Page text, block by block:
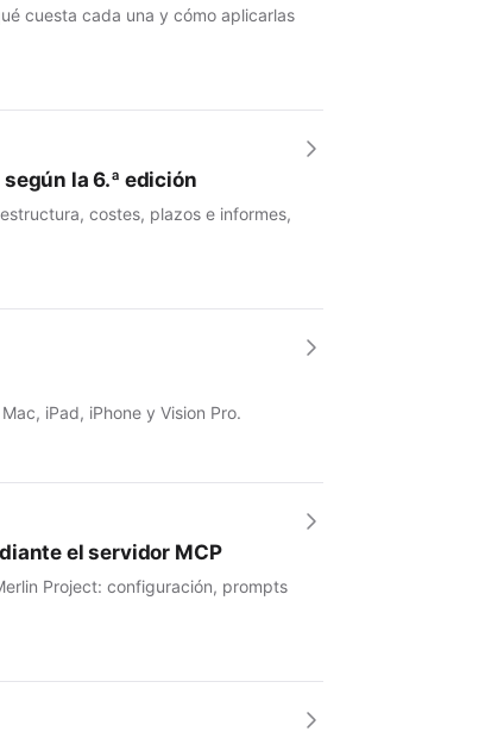
cuesta cada una y cómo aplicarlas
la 6.ª edición
costes, plazos e informes,
iPad, iPhone y Vision Pro.
el servidor MCP
Project: configuración, prompts